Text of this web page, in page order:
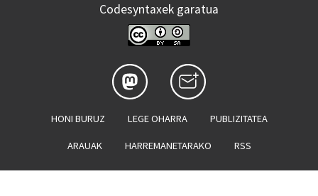
Codesyntaxek garatua
HONI BURUZ LEGE OHARRA PUBLIZITATEA
ARAUAK HARREMANETARAKO RSS